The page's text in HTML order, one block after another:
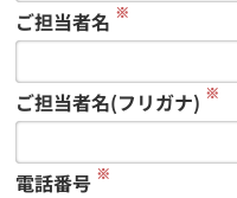
ご担当者名 ※
ご担当者名(フリガナ) ※
電話番号 ※